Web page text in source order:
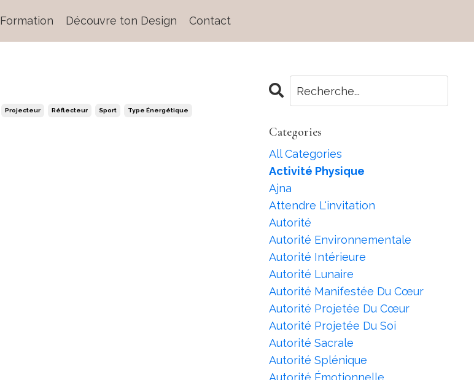
Formation Découvre ton Design Contact
Projecteur Réflecteur Sport Type Énergétique
Categories
All Categories
Activité Physique
Ajna
Attendre L'invitation
Autorité
Autorité Environnementale
Autorité Intérieure
Autorité Lunaire
Autorité Manifestée Du Cœur
Autorité Projetée Du Cœur
Autorité Projetée Du Soi
Autorité Sacrale
Autorité Splénique
Autorité Émotionnelle